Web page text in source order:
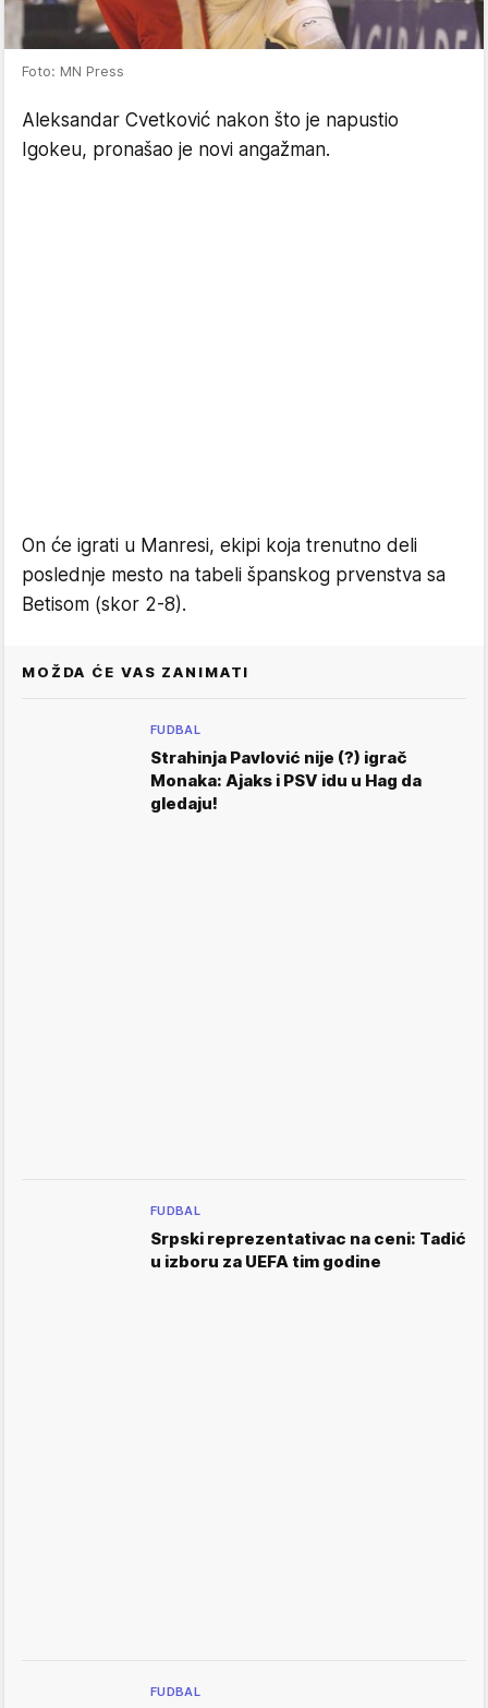
Foto: MN Press
Aleksandar Cvetković nakon što je napustio
Igokeu, pronašao je novi angažman.
On će igrati u Manresi, ekipi koja trenutno deli
poslednje mesto na tabeli španskog prvenstva sa
Betisom (skor 2-8).
MOŽDA ĆE VAS ZANIMATI
FUDBAL
Strahinja Pavlović nije (?) igrač
Monaka: Ajaks i PSV idu u Hag da
gledaju!
FUDBAL
Srpski reprezentativac na ceni: Tadić
u izboru za UEFA tim godine
FUDBAL